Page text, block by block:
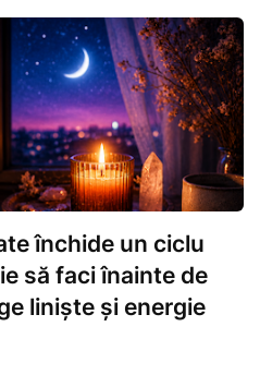
închide un ciclu
să faci înainte de
liniște și energie